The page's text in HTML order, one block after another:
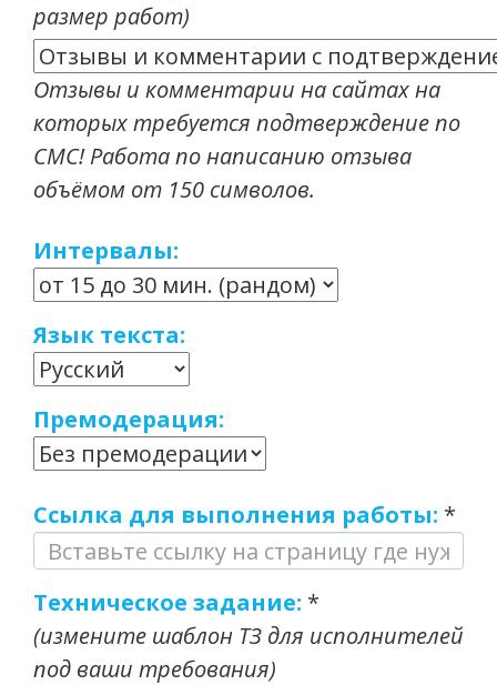
размер работ)
Отзывы и комментарии на сайтах на
которых требуется подтверждение по
СМС! Работа по написанию отзыва
объёмом от 150 символов.
Интервалы:
Язык текста:
Премодерация:
Ссылка для выполнения работы: *
Техническое задание: *
(измените шаблон ТЗ для исполнителей
под ваши требования)